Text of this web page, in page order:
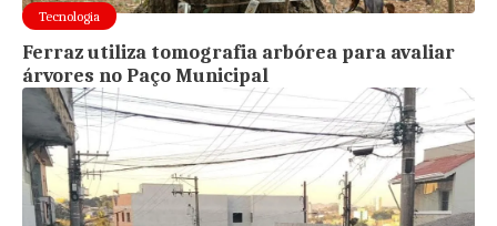
Tecnologia
Ferraz utiliza tomografia arbórea para avaliar
árvores no Paço Municipal